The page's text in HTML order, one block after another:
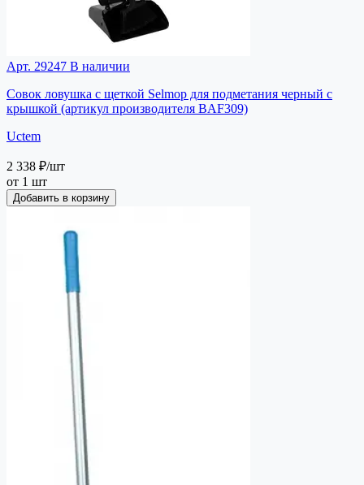
Арт. 29247 В наличии
Совок ловушка с щеткой Selmop для подметания черный с
крышкой (артикул производителя BAF309)
Uctem
2 338 ₽/шт
от 1 шт
Добавить в корзину